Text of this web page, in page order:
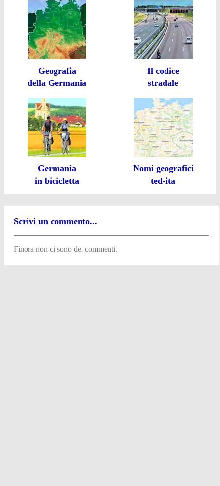
Geografia
della Germania
Il codice
stradale
Germania
in bicicletta
Nomi geografici
ted-ita
Scrivi un commento...
Finora non ci sono dei commenti.